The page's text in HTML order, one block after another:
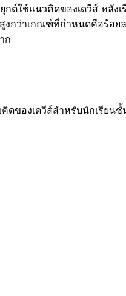
ต์ใช้แนวคิดของเดวีส์ หลัง
งกว่าเกณฑ์ที่กำหนดคือร้อ
ก
ดของเดวีส์สำหรับนักเรียน